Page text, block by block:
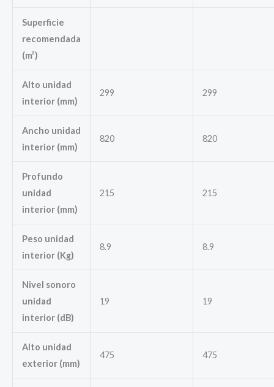
Superficie
recomendada
(m²)
Alto unidad
interior (mm)
299 299
Ancho unidad
interior (mm)
820 820
Profundo
unidad
interior (mm)
215 215
Peso unidad
interior (Kg)
8.9 8.9
Nivel sonoro
unidad
interior (dB)
19 19
Alto unidad
exterior (mm)
475 475